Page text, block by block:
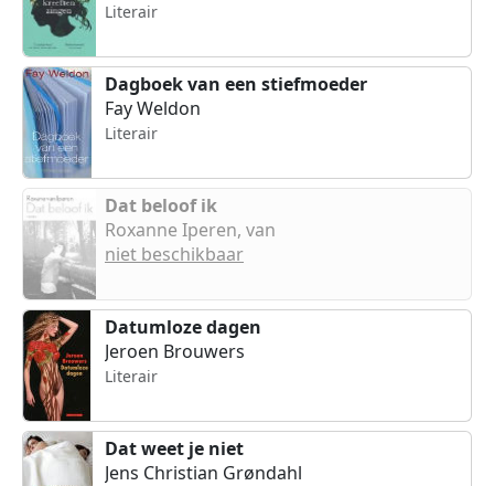
Literair
Dagboek van een stiefmoeder
Fay Weldon
Literair
Dat beloof ik
Roxanne Iperen, van
niet beschikbaar
Datumloze dagen
Jeroen Brouwers
Literair
Dat weet je niet
Jens Christian Grøndahl